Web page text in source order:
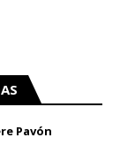
Pavón